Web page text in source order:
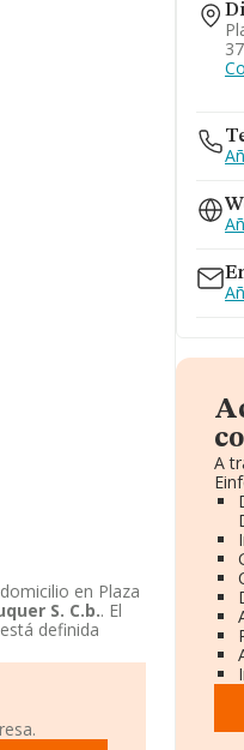
en Plaza
S. C.b.. El
está definida
A